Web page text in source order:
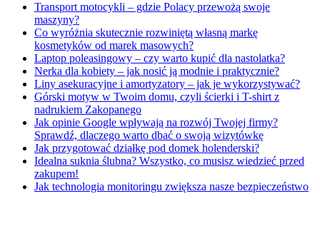
Transport motocykli – gdzie Polacy przewożą swoje
maszyny?
Co wyróżnia skutecznie rozwiniętą własną markę
kosmetyków od marek masowych?
Laptop poleasingowy – czy warto kupić dla nastolatka?
Nerka dla kobiety – jak nosić ją modnie i praktycznie?
Liny asekuracyjne i amortyzatory – jak je wykorzystywać?
Górski motyw w Twoim domu, czyli ścierki i T-shirt z
nadrukiem Zakopanego
Jak opinie Google wpływają na rozwój Twojej firmy?
Sprawdź, dlaczego warto dbać o swoją wizytówkę
Jak przygotować działkę pod domek holenderski?
Idealna suknia ślubna? Wszystko, co musisz wiedzieć przed
zakupem!
Jak technologia monitoringu zwiększa nasze bezpieczeństwo